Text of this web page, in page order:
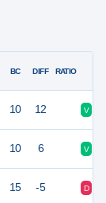
BC DIFF RATIO
10 12 V
10 6 V
15 -5 D